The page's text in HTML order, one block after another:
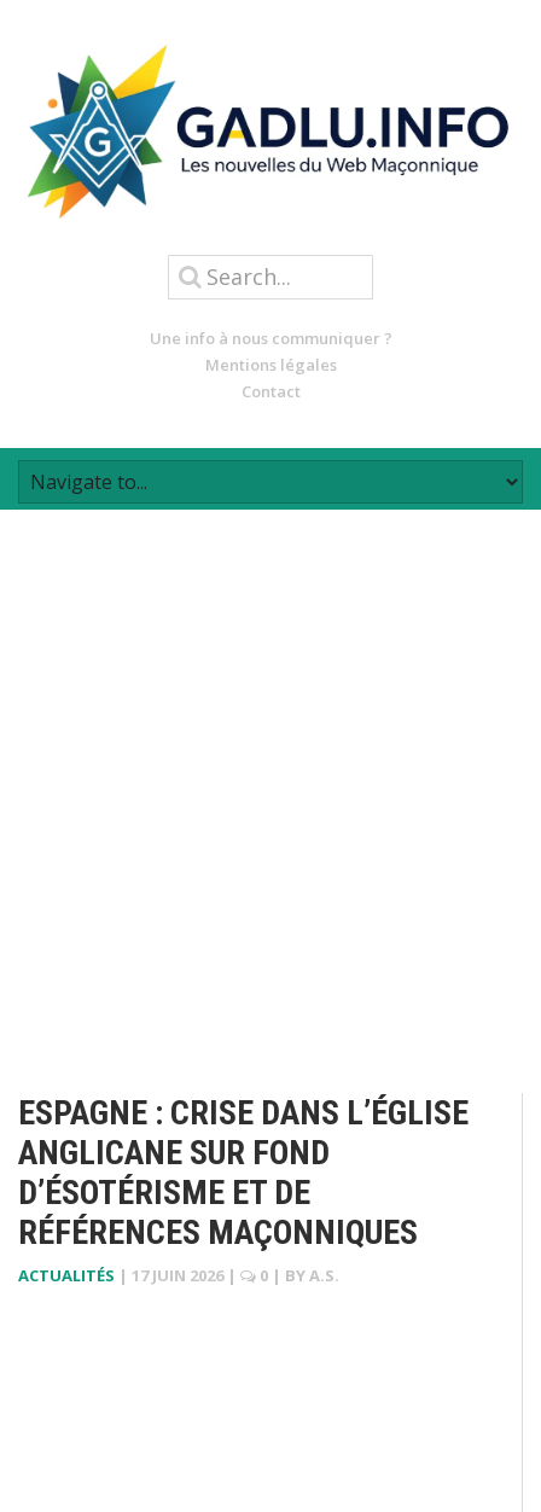
Une info à nous communiquer ?
Mentions légales
Contact
ESPAGNE : CRISE DANS L’ÉGLISE
ANGLICANE SUR FOND
D’ÉSOTÉRISME ET DE
RÉFÉRENCES MAÇONNIQUES
ACTUALITÉS | 17 JUIN 2026 | 0 | BYA.S.